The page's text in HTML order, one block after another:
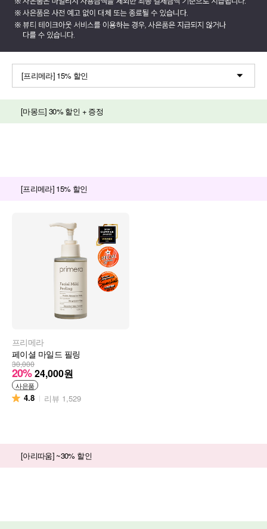
[프리메라] 15% 할인
[마몽드] 30% 할인 + 증정
[프리메라] 15% 할인
프리메라
페이셜 마일드 필링
30,000
20% 24,000원
사은품
4.8 리뷰 1,529
[아리따움] ~30% 할인